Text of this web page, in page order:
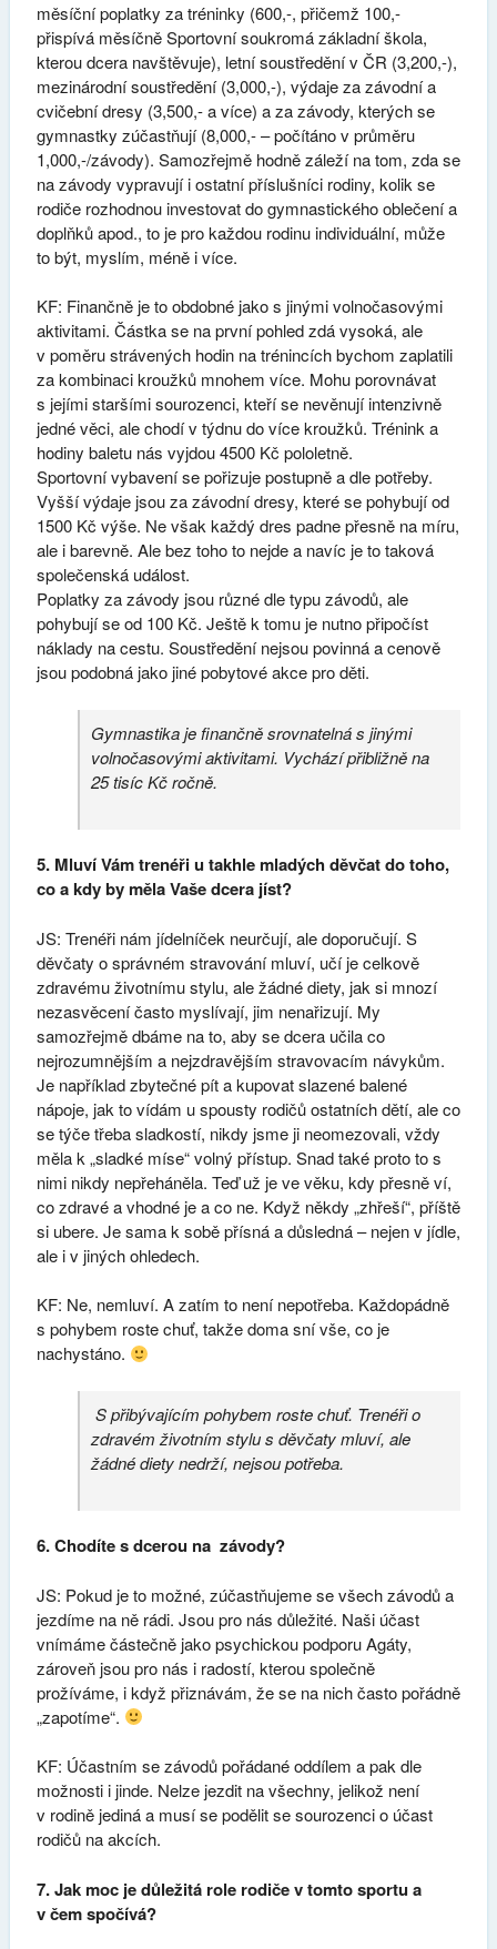
měsíční poplatky za tréninky (600,-, přičemž 100,-
přispívá měsíčně Sportovní soukromá základní škola,
kterou dcera navštěvuje), letní soustředění v ČR (3,200,-),
mezinárodní soustředění (3,000,-), výdaje za závodní a
cvičební dresy (3,500,- a více) a za závody, kterých se
gymnastky zúčastňují (8,000,- – počítáno v průměru
1,000,-/závody). Samozřejmě hodně záleží na tom, zda se
na závody vypravují i ostatní příslušníci rodiny, kolik se
rodiče rozhodnou investovat do gymnastického oblečení a
doplňků apod., to je pro každou rodinu individuální, může
to být, myslím, méně i více.
KF: Finančně je to obdobné jako s jinými volnočasovými
aktivitami. Částka se na první pohled zdá vysoká, ale
v poměru strávených hodin na trénincích bychom zaplatili
za kombinaci kroužků mnohem více. Mohu porovnávat
s jejími staršími sourozenci, kteří se nevěnují intenzivně
jedné věci, ale chodí v týdnu do více kroužků. Trénink a
hodiny baletu nás vyjdou 4500 Kč pololetně.
Sportovní vybavení se pořizuje postupně a dle potřeby.
Vyšší výdaje jsou za závodní dresy, které se pohybují od
1500 Kč výše. Ne však každý dres padne přesně na míru,
ale i barevně. Ale bez toho to nejde a navíc je to taková
společenská událost.
Poplatky za závody jsou různé dle typu závodů, ale
pohybují se od 100 Kč. Ještě k tomu je nutno připočíst
náklady na cestu. Soustředění nejsou povinná a cenově
jsou podobná jako jiné pobytové akce pro děti.
Gymnastika je finančně srovnatelná s jinými
volnočasovými aktivitami. Vychází přibližně na
25 tisíc Kč ročně.
5. Mluví Vám trenéři u takhle mladých děvčat do toho,
co a kdy by měla Vaše dcera jíst?
JS: Trenéři nám jídelníček neurčují, ale doporučují. S
děvčaty o správném stravování mluví, učí je celkově
zdravému životnímu stylu, ale žádné diety, jak si mnozí
nezasvěcení často myslívají, jim nenařizují. My
samozřejmě dbáme na to, aby se dcera učila co
nejrozumnějším a nejzdravějším stravovacím návykům.
Je například zbytečné pít a kupovat slazené balené
nápoje, jak to vídám u spousty rodičů ostatních dětí, ale co
se týče třeba sladkostí, nikdy jsme ji neomezovali, vždy
měla k „sladké míse“ volný přístup. Snad také proto to s
nimi nikdy nepřeháněla. Teď už je ve věku, kdy přesně ví,
co zdravé a vhodné je a co ne. Když někdy „zhřeší“, příště
si ubere. Je sama k sobě přísná a důsledná – nejen v jídle,
ale i v jiných ohledech.
KF: Ne, nemluví. A zatím to není nepotřeba. Každopádně
s pohybem roste chuť, takže doma sní vše, co je
nachystáno.
S přibývajícím pohybem roste chuť. Trenéři o
zdravém životním stylu s děvčaty mluví, ale
žádné diety nedrží, nejsou potřeba.
6. Chodíte s dcerou na závody?
JS: Pokud je to možné, zúčastňujeme se všech závodů a
jezdíme na ně rádi. Jsou pro nás důležité. Naši účast
vnímáme částečně jako psychickou podporu Agáty,
zároveň jsou pro nás i radostí, kterou společně
prožíváme, i když přiznávám, že se na nich často pořádně
„zapotíme“.
KF: Účastním se závodů pořádané oddílem a pak dle
možnosti i jinde. Nelze jezdit na všechny, jelikož není
v rodině jediná a musí se podělit se sourozenci o účast
rodičů na akcích.
7. Jak moc je důležitá role rodiče v tomto sportu a
v čem spočívá?